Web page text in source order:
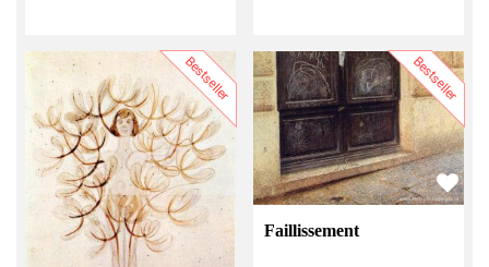
Bestseller Bestseller
Faillissement